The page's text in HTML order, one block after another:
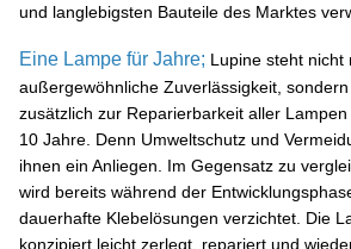
und langlebigsten Bauteile des Marktes
Eine Lampe für Jahre; Lupine steht nicht
außergewöhnliche Zuverlässigkeit,
zusätzlich zur Reparierbarkeit aller
10 Jahre. Denn Umweltschutz und
ihnen ein Anliegen. Im Gegensatz zu
wird bereits während der
dauerhafte Klebelösungen verzichtet. Die
konzipiert leicht zerlegt, repariert und